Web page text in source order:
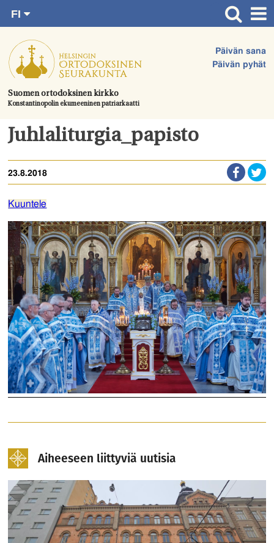
suoraan
sisältöön.
Suomen ortodoksinen kirkko
Konstantinopolin ekumeeninen patriarkaatti
Päivän sana
Päivän pyhät
FI
SV
EN
UA
Etusivu
Ajankohtaista
Juhlat & toimitukset
Kirkot
Tule mukaan
Hautausmaa
Yhteystiedot
Juhlaliturgia_papisto
23.8.2018
Kuuntele
Aiheeseen liittyviä uutisia